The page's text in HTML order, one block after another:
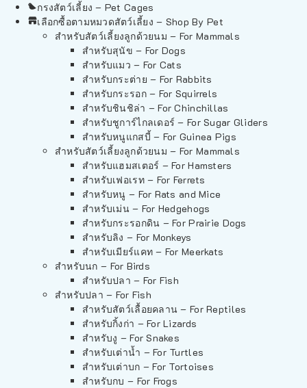
กรงสัตว์เลี้ยง – Pet Cages
เลือกซื้อตามหมวดสัตว์เลี้ยง – Shop By Pet
สำหรับสัตว์เลี้ยงลูกด้วยนม – For Mammals
สำหรับสุนัข – For Dogs
สำหรับแมว – For Cats
สำหรับกระต่าย – For Rabbits
สำหรับกระรอก – For Squirrels
สำหรับชินชิล่า – For Chinchillas
สำหรับชูการ์ไกลเดอร์ – For Sugar Gliders
สำหรับหนูแกสบี้ – For Guinea Pigs
สำหรับสัตว์เลี้ยงลูกด้วยนม – For Mammals
สำหรับแฮมสเตอร์ – For Hamsters
สำหรับเฟอเรท – For Ferrets
สำหรับหนู – For Rats and Mice
สำหรับเม่น – For Hedgehogs
สำหรับกระรอกดิน – For Prairie Dogs
สำหรับลิง – For Monkeys
สำหรับเมียร์แคท – For Meerkats
สำหรับนก – For Birds
สำหรับปลา – For Fish
สำหรับปลา – For Fish
สำหรับสัตว์เลื้อยคลาน – For Reptiles
สำหรับกิ้งก่า – For Lizards
สำหรับงู – For Snakes
สำหรับเต่าน้ำ – For Turtles
สำหรับเต่าบก – For Tortoises
สำหรับกบ – For Frogs